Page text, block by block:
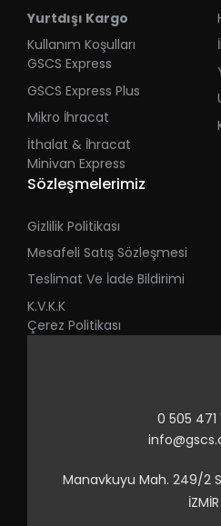
Yurtdışı Kargo
Kullanım Koşulları
GSCS Express
GSCS Express Plus
Mikro İhracat
İthalat & İhracat
Minivan Express
Sözleşmelerimiz
Gizlilik Politikası
Mesafeli Satış Sözleşmesi
Teslimat Ve İade Bildirimi
K.V.K.K
Çerez Politikası
0 505 471
Manavkuyu Mah. 249/2
İZMİR